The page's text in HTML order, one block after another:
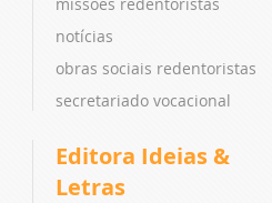
notícias
obras sociais redentoristas
secretariado vocacional
Editora Ideias &
Letras